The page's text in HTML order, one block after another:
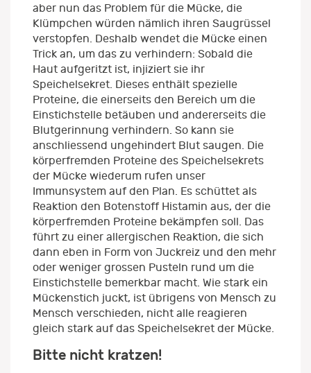
aber nun das Problem für die Mücke, die
Klümpchen würden nämlich ihren Saugrüssel
verstopfen. Deshalb wendet die Mücke einen
Trick an, um das zu verhindern: Sobald die
Haut aufgeritzt ist, injiziert sie ihr
Speichelsekret. Dieses enthält spezielle
Proteine, die einerseits den Bereich um die
Einstichstelle betäuben und andererseits die
Blutgerinnung verhindern. So kann sie
anschliessend ungehindert Blut saugen. Die
körperfremden Proteine des Speichelsekrets
der Mücke wiederum rufen unser
Immunsystem auf den Plan. Es schüttet als
Reaktion den Botenstoff Histamin aus, der die
körperfremden Proteine bekämpfen soll. Das
führt zu einer allergischen Reaktion, die sich
dann eben in Form von Juckreiz und den mehr
oder weniger grossen Pusteln rund um die
Einstichstelle bemerkbar macht. Wie stark ein
Mückenstich juckt, ist übrigens von Mensch zu
Mensch verschieden, nicht alle reagieren
gleich stark auf das Speichelsekret der Mücke.
Bitte nicht kratzen!